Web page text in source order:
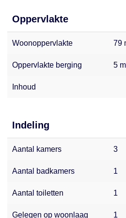
Oppervlakte
Woonoppervlakte 79
Oppervlakte berging 5
Inhoud
Indeling
Aantal kamers 3
Aantal badkamers 1
Aantal toiletten 1
Gelegen op woonlaag 1